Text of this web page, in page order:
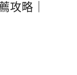
攻略｜